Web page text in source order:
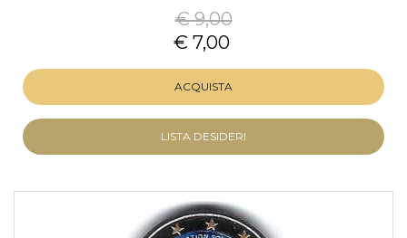
€ 9,00
€ 7,00
ACQUISTA
LISTA DESIDERI